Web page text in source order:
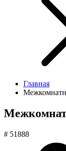
Главная
# 51888